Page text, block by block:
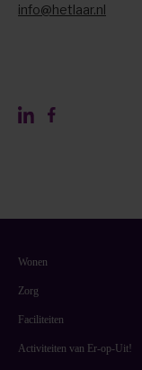
info@hetlaar.nl
Wonen
Zorg
Faciliteiten
Activiteiten van Er-op-Uit!